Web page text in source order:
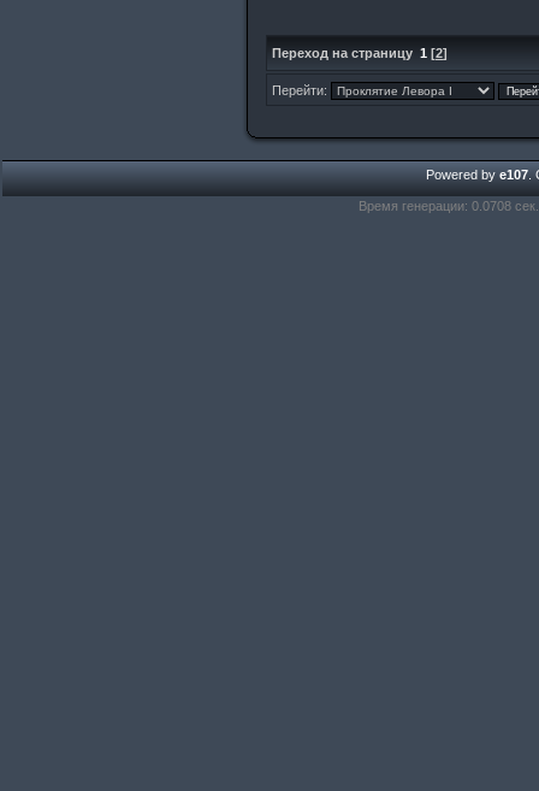
Переход на страницу 1 [2]
Перейти:
Powered by e107
Время генерации: 0.0708